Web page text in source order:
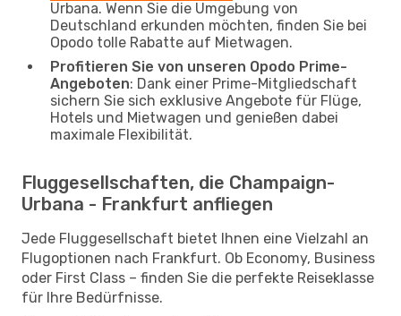
Urbana. Wenn Sie die Umgebung von
Deutschland erkunden möchten, finden Sie bei
Opodo tolle Rabatte auf Mietwagen.
Profitieren Sie von unseren Opodo Prime-
Angeboten: Dank einer Prime-Mitgliedschaft
sichern Sie sich exklusive Angebote für Flüge,
Hotels und Mietwagen und genießen dabei
maximale Flexibilität.
Fluggesellschaften, die Champaign-
Urbana - Frankfurt anfliegen
Jede Fluggesellschaft bietet Ihnen eine Vielzahl an
Flugoptionen nach Frankfurt. Ob Economy, Business
oder First Class – finden Sie die perfekte Reiseklasse
für Ihre Bedürfnisse.